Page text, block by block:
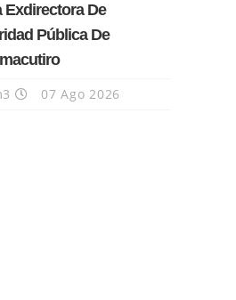
Exdirectora De
Pública De
07 Ago 2026